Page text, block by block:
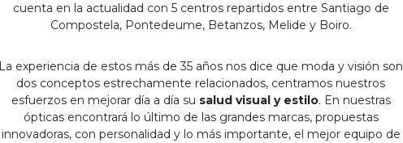
cuenta en la actualidad con 5 centros repartidos entre Santiago de
Compostela, Pontedeume, Betanzos, Melide y Boiro.
La experiencia de estos más de 35 años nos dice que moda y visión son
dos conceptos estrechamente relacionados, centramos nuestros
esfuerzos en mejorar día a día su salud visual y estilo. En nuestras
ópticas encontrará lo último de las grandes marcas, propuestas
innovadoras, con personalidad y lo más importante, el mejor equipo de